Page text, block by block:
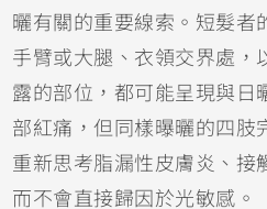
曬有關的重要線索。短髮者
手臂或大腿、衣領交界處，
露的部位，都可能呈現與日
部紅痛，但同樣曝曬的四肢
重新思考脂漏性皮膚炎、 接
而不會直接歸因於光敏感。